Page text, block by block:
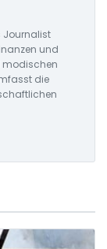
Journalist
und
modischen
die